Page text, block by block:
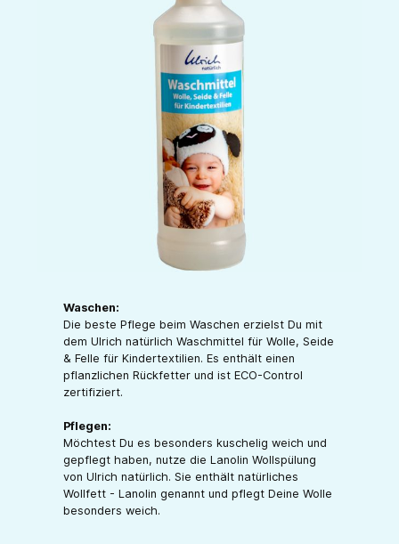
Waschen:
Die beste Pflege beim Waschen erzielst Du mit
dem Ulrich natürlich Waschmittel für Wolle, Seide
& Felle für Kindertextilien. Es enthält einen
pflanzlichen Rückfetter und ist ECO-Control
zertifiziert.
Pflegen:
Möchtest Du es besonders kuschelig weich und
gepflegt haben, nutze die Lanolin Wollspülung
von Ulrich natürlich. Sie enthält natürliches
Wollfett - Lanolin genannt und pflegt Deine Wolle
besonders weich.